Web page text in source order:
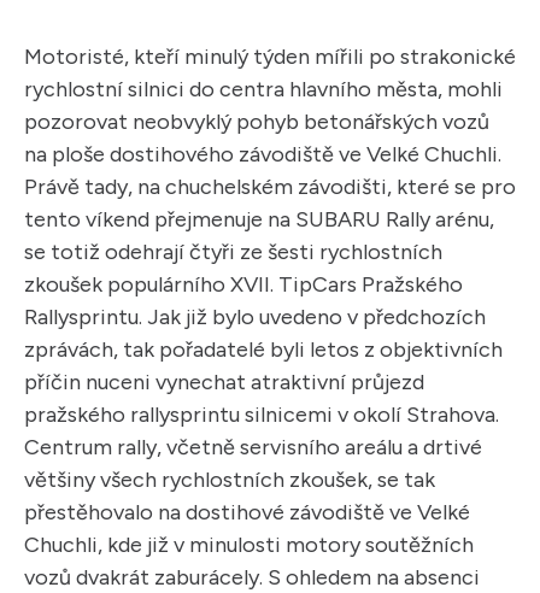
Motoristé, kteří minulý týden mířili po strakonické
rychlostní silnici do centra hlavního města, mohli
pozorovat neobvyklý pohyb betonářských vozů
na ploše dostihového závodiště ve Velké Chuchli.
Právě tady, na chuchelském závodišti, které se pro
tento víkend přejmenuje na SUBARU Rally arénu,
se totiž odehrají čtyři ze šesti rychlostních
zkoušek populárního XVII. TipCars Pražského
Rallysprintu. Jak již bylo uvedeno v předchozích
zprávách, tak pořadatelé byli letos z objektivních
příčin nuceni vynechat atraktivní průjezd
pražského rallysprintu silnicemi v okolí Strahova.
Centrum rally, včetně servisního areálu a drtivé
většiny všech rychlostních zkoušek, se tak
přestěhovalo na dostihové závodiště ve Velké
Chuchli, kde již v minulosti motory soutěžních
vozů dvakrát zaburácely. S ohledem na absenci